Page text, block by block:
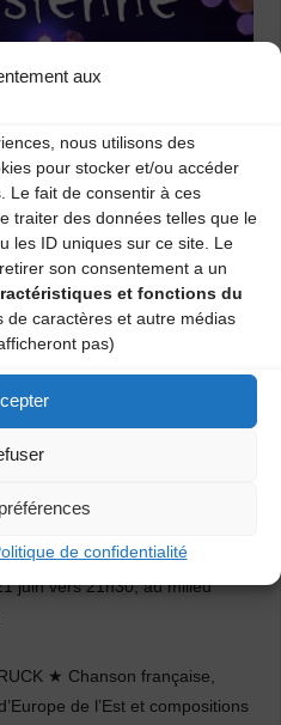
aux
nous utilisons des
pour stocker et/ou accéder
Le fait de consentir à ces
traiter des données telles que le
les ID uniques sur ce site. Le
son consentement a un
et fonctions du
de caractères et autre médias
pas)
de confidentialité
fêter le solstice d’été à la
par l’association « On ira
juin vers 21h30, au milieu
★ Chanson française,
de l’Est et compositions